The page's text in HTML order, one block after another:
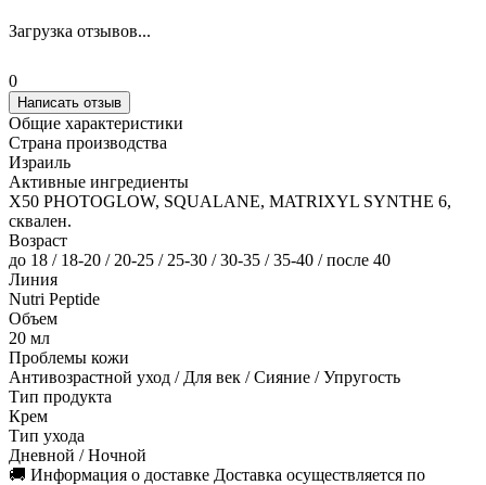
Загрузка отзывов...
0
Написать отзыв
Общие характеристики
Страна производства
Израиль
Активные ингредиенты
X50 PHOTOGLOW, SQUALANE, MATRIXYL SYNTHE 6,
сквален.
Возраст
до 18 / 18-20 / 20-25 / 25-30 / 30-35 / 35-40 / после 40
Линия
Nutri Peptide
Объем
20 мл
Проблемы кожи
Антивозрастной уход / Для век / Сияние / Упругость
Тип продукта
Крем
Тип ухода
Дневной / Ночной
🚚 Информация о доставке Доставка осуществляется по